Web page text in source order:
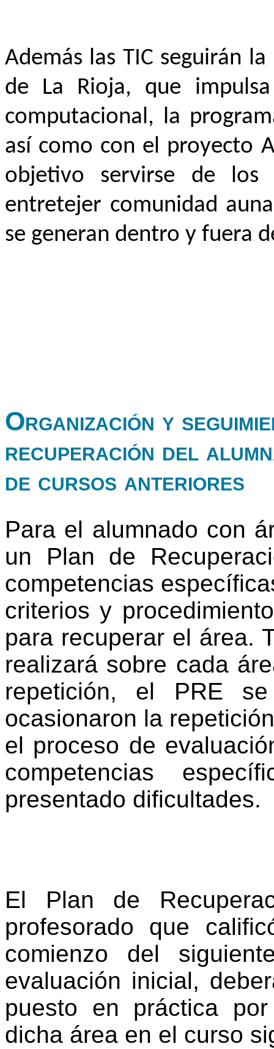
Además las TIC seguirán
de La Rioja, que
computacional, la
así como con el proyecto
objetivo servirse de los
entretejer comunidad
se generan dentro y fuera
Organización y
recuperación del
de cursos anteriores
Para el alumnado con
un Plan de
competencias
criterios y
para recuperar el área.
realizará sobre cada
repetición, el PRE
ocasionaron la
el proceso de
competencias
presentado
El Plan de
profesorado que
comienzo del
evaluación inicial,
puesto en práctica
dicha área en el curso